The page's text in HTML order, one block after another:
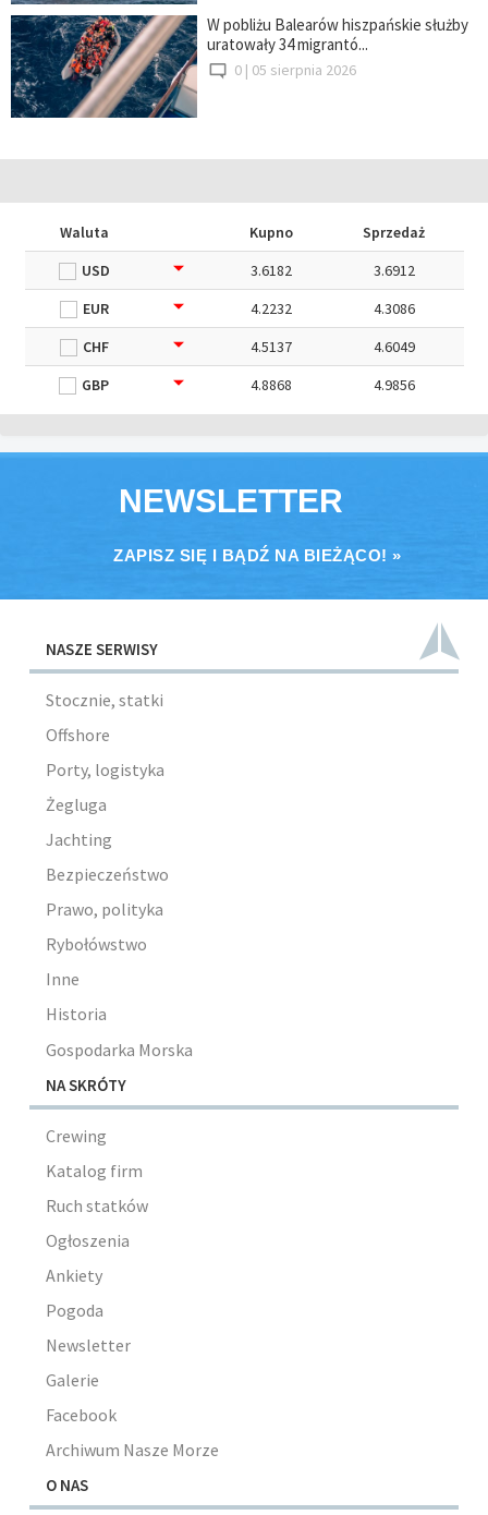
W pobliżu Balearów hiszpańskie służby
uratowały 34 migrantó...
0 | 05 sierpnia 2026
Waluta Kupno
Sprzedaż
USD
3.6182
3.6912
EUR
4.2232
4.3086
CHF
4.5137
4.6049
GBP
4.8868 4.9856
NEWSLETTER
ZAPISZ SIĘ I BĄDŹ NA BIEŻĄCO! »
NASZE SERWISY
Stocznie, statki
Offshore
Porty, logistyka
Żegluga
Jachting
Bezpieczeństwo
Prawo, polityka
Rybołówstwo
Inne
Historia
Gospodarka Morska
NA SKRÓTY
Crewing
Katalog firm
Ruch statków
Ogłoszenia
Ankiety
Pogoda
Newsletter
Galerie
Facebook
Archiwum Nasze Morze
O NAS